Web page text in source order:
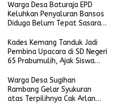
Warga Desa Baturaja EPD
Keluhkan Penyaluran Bansos
Diduga Belum Tepat Sasaran,
Diverifikasi
Kades Kemang Tanduk Jadi
Pembina Upacara di SD Negeri
65 Prabumulih, Ajak Siswa
Warga Desa Sugihan
Rambang Gelar Syukuran
atas Terpilihnya Cak Arlan